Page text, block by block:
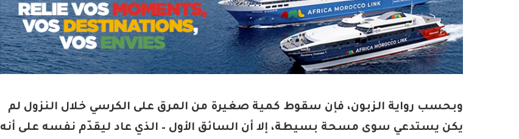
وبحسب رواية الزبون، فإن سقوط كمية صغيرة من المرق على الكرسي خلال النزول لم
يكن يستدعي سوى مسحة بسيطة، إلا أن السائق الأول – الذي عاد ليقدّم نفسه على أنه